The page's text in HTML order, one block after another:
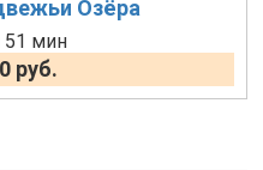
Озёра
51 мин
руб.